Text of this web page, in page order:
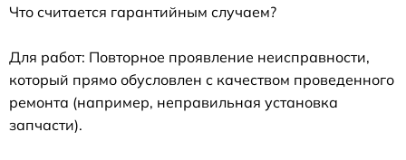
Что считается гарантийным случаем?
Для работ: Повторное проявление неисправности,
который прямо обусловлен с качеством проведенного
ремонта (например, неправильная установка
запчасти).